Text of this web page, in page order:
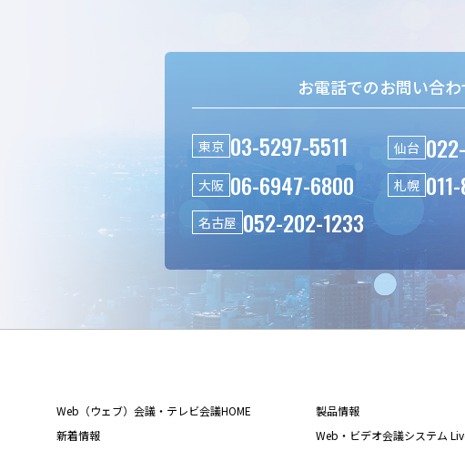
お電話でのお問い合わ
東京 03-5297-5511 仙台
大阪 06-6947-6800 札幌
名古屋 052-202-1233
Web（ウェブ）会議・テレビ会議HOME
新着情報
製品情報
Web・ビデオ会議システム